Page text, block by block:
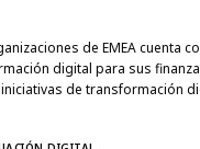
de EMEA cuenta
digital para sus
de transformación